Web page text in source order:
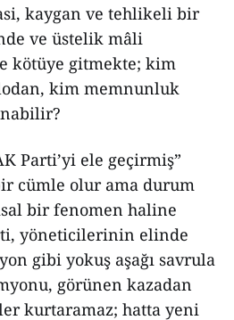
kaygan ve tehlikeli bir
ve üstelik mâli
kötüye gitmekte; kim
kim memnunluk
Parti’yi ele geçirmiş”
cümle olur ama durum
bir fenomen haline
yöneticilerinin elinde
gibi yokuş aşağı savrula
görünen kazadan
kurtaramaz; hatta yeni